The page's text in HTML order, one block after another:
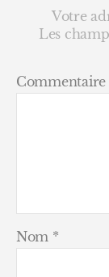
Votre
Les
Commentaire
Nom *